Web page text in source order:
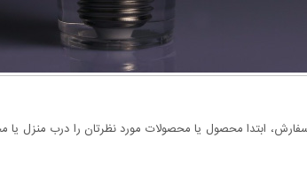
ابتدا محصول یا محصولات مورد نظرتان را درب منزل یا